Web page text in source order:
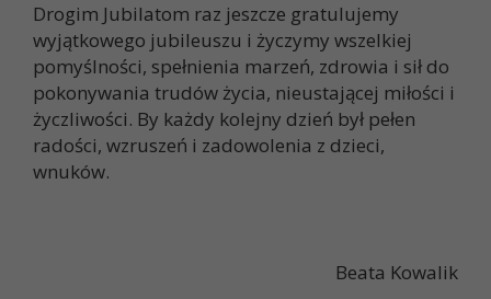
Drogim Jubilatom raz jeszcze gratulujemy
wyjątkowego jubileuszu i życzymy wszelkiej
pomyślności, spełnienia marzeń, zdrowia i sił do
pokonywania trudów życia, nieustającej miłości i
życzliwości. By każdy kolejny dzień był pełen
radości, wzruszeń i zadowolenia z dzieci,
wnuków.
Beata Kowalik